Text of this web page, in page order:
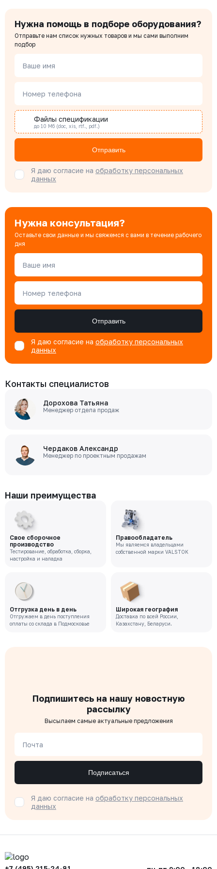
Чердаков Александр
Менеджер по проектным продажам
Бондарюк Евгения
Специалист отдела продаж
Нужна помощь в подборе оборудования?
Отправьте нам список нужных товаров и мы сами выполним
подбор
Ваше имя
Номер телефона
Файлы спецификации
до 10 Мб (doc, xis, rtf., pdf.)
Отправить
Я даю согласие на обработку персональных
данных
Нужна консультация?
Оставьте свои данные и мы свяжемся с вами в течение рабочего
дня
Ваше имя
Номер телефона
Отправить
Я даю согласие на обработку персональных
данных
Контакты специалистов
Дорохова Татьяна
Менеджер отдела продаж
Чердаков Александр
Менеджер по проектным продажам
Наши преимущества
Свое сборочное
производство
Тестирование, обработка, сборка,
настройка и наладка
Правообладатель
Мы являемся владельцами
собственной марки VALSTOK
Отгрузка день в день
Отгружаем в день поступления
оплаты со склада в Подмосковье
Широкая география
Доставка по всей России,
Казахстану, Беларуси.
Подпишитесь на нашу новостную
рассылку
Высылаем самые актуальные предложения
Почта
Подписаться
Я даю согласие на обработку персональных
данных